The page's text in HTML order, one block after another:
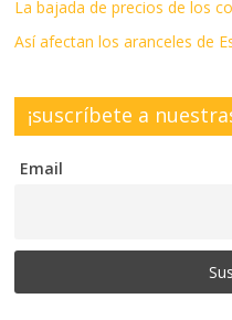
La bajada de precios de los
Así afectan los aranceles de
¡suscríbete a
Email